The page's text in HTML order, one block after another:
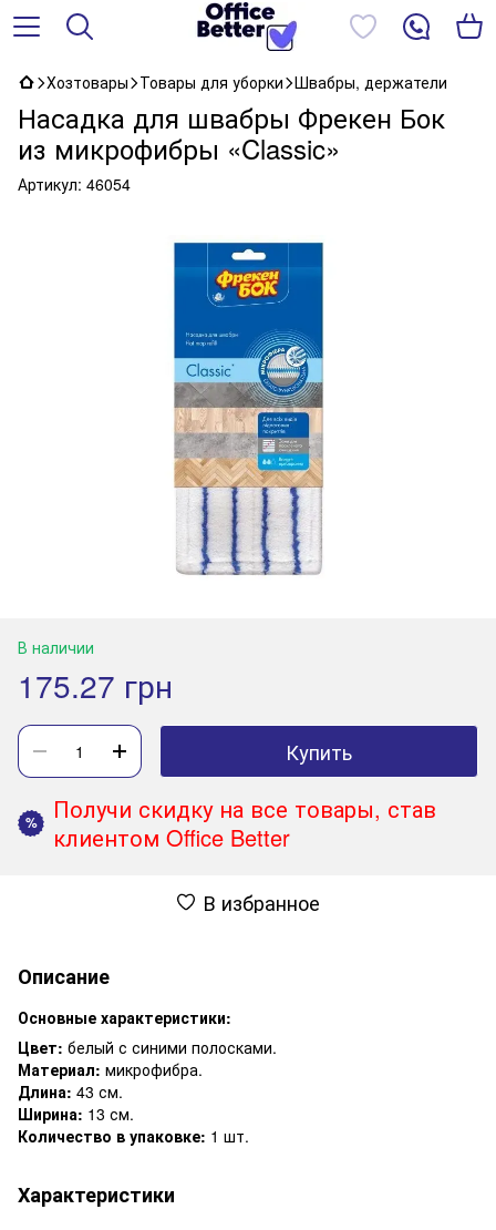
Хозтовары Товары для уборки Швабры, держатели
Насадка для швабры Фрекен Бок
из микрофибры «Classic»
Артикул: 46054
В наличии
175.27 грн
Купить
%
Получи скидку на все товары, став
клиентом Office Better
В избранное
Описание
Основные характеристики:
Цвет: белый с синими полосками.
Материал: микрофибра.
Длина: 43 см.
Ширина: 13 см.
Количество в упаковке: 1 шт.
Характеристики